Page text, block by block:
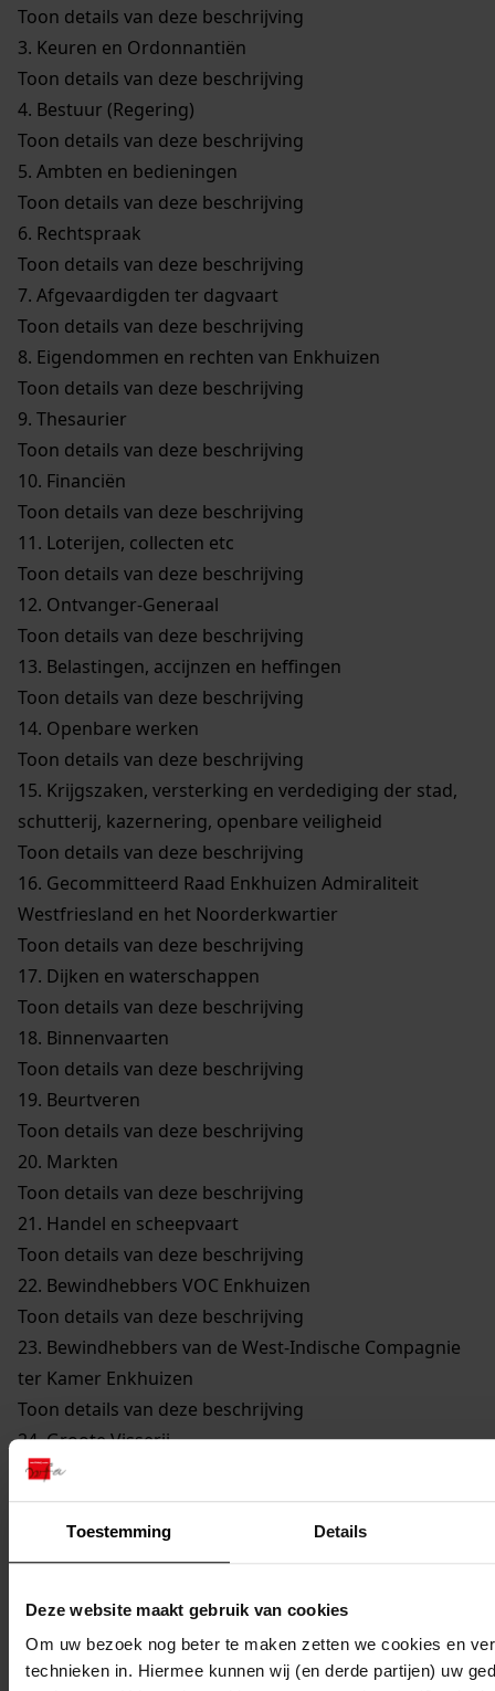
Toestemming Details
Deze website maakt gebruik van cookies
Om uw bezoek nog beter te maken zetten we cookies en
technieken in. Hiermee kunnen wij (en derde partijen) uw
Toon details van deze beschrijving
3. Keuren en Ordonnantiën
Toon details van deze beschrijving
4. Bestuur (Regering)
Toon details van deze beschrijving
5. Ambten en bedieningen
Toon details van deze beschrijving
6. Rechtspraak
Toon details van deze beschrijving
7. Afgevaardigden ter dagvaart
Toon details van deze beschrijving
8. Eigendommen en rechten van Enkhuizen
Toon details van deze beschrijving
9. Thesaurier
Toon details van deze beschrijving
10. Financiën
Toon details van deze beschrijving
11. Loterijen, collecten etc
Toon details van deze beschrijving
12. Ontvanger-Generaal
Toon details van deze beschrijving
13. Belastingen, accijnzen en heffingen
Toon details van deze beschrijving
14. Openbare werken
Toon details van deze beschrijving
15. Krijgszaken, versterking en verdediging der stad,
schutterij, kazernering, openbare veiligheid
Toon details van deze beschrijving
16. Gecommitteerd Raad Enkhuizen Admiraliteit
Westfriesland en het Noorderkwartier
Toon details van deze beschrijving
17. Dijken en waterschappen
Toon details van deze beschrijving
18. Binnenvaarten
Toon details van deze beschrijving
19. Beurtveren
Toon details van deze beschrijving
20. Markten
Toon details van deze beschrijving
21. Handel en scheepvaart
Toon details van deze beschrijving
22. Bewindhebbers VOC Enkhuizen
Toon details van deze beschrijving
23. Bewindhebbers van de West-Indische Compagnie
ter Kamer Enkhuizen
Toon details van deze beschrijving
24.Groote Visserij
Toon details van deze beschrijving
25.Walvisvaarders
Toon details van deze beschrijving
26.Gilden en Neringen
Toon details van deze beschrijving